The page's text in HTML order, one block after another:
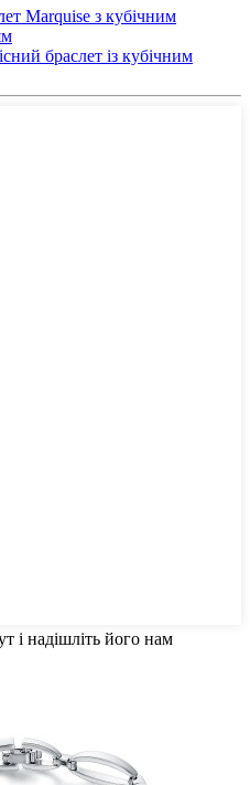
Marquise з кубічним
браслет із кубічним
і надішліть його нам